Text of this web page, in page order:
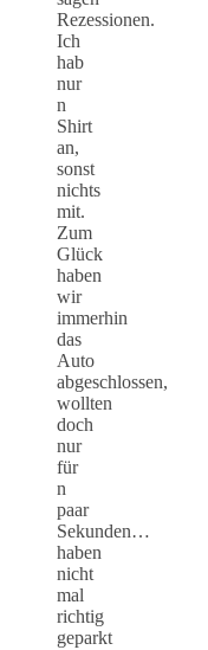
Rezessionen.
Ich
hab
nur
n
Shirt
an,
sonst
nichts
mit.
Zum
Glück
haben
wir
immerhin
das
Auto
abgeschlossen,
wollten
doch
nur
für
n
paar
Sekunden…
haben
nicht
mal
richtig
geparkt